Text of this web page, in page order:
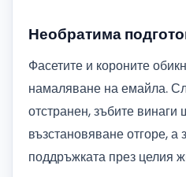
Необратима
Фасетите и короните
намаляване на емайла.
отстранен, зъбите
възстановяване отгоре, а
поддръжката през целия